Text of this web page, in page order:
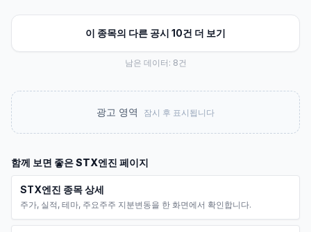
이 종목의 다른 공시 10건 더 보기
남은 데이터: 8건
광고 영역 잠시 후 표시됩니다
함께 보면 좋은STX엔진 페이지
STX엔진 종목 상세
주가, 실적, 테마, 주요주주 지분변동을 한 화면에서 확인합니다.